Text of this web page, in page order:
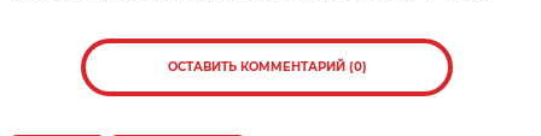
ОСТАВИТЬ КОММЕНТАРИЙ (0)